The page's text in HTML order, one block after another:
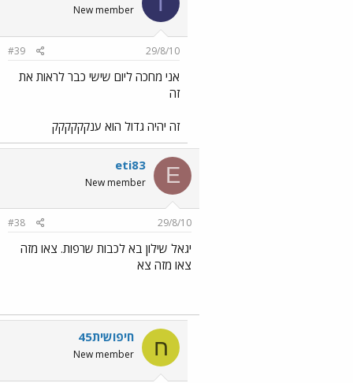
New member
29/8/10
#39
אני מחכה ליום שישי כבר לראות את
זה
זה יהיה גדול הוא ענקקקקקק
E
eti83
New member
29/8/10
#38
יגאל שילון בא לכבות שרפות. צאו מזה
צאו מזה צא
ח חיפושית45
New member